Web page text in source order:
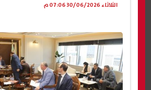
الثلاثاء 30/06/2026 07:06 م